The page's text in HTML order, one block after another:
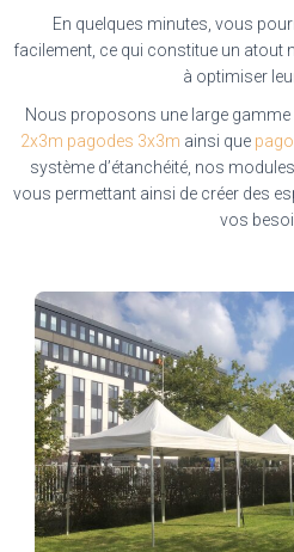
En quelques minutes, vous
facilement, ce qui constitue un atout
à optimiser
Nous proposons une large
2x3m pagodes 3x3m ainsi que
système d’étanchéité, nos
vous permettant ainsi de créer des
vos